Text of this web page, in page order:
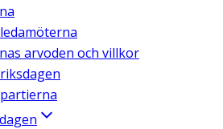
arvoden och villkor